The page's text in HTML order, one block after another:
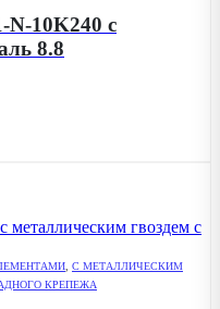
10K240 с
8.8
С МЕТАЛЛИЧЕСКИМ
КРЕПЕЖА